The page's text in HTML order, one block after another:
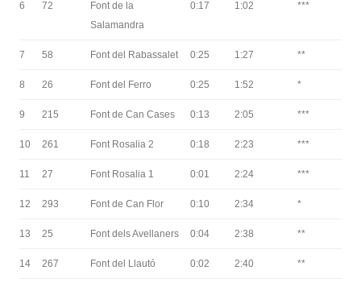
6 72
Font de la
Salamandra
0:17 1:02 ***
7 58 Font del Rabassalet 0:25 1:27 **
8 26 Font del Ferro 0:25 1:52 *
9 215 Font de Can Cases 0:13 2:05 ***
10 261 Font Rosalia 2 0:18 2:23 ***
11 27 Font Rosalia 1 0:01 2:24 ***
12 293 Font de Can Flor 0:10 2:34 *
13 25 Font dels Avellaners 0:04 2:38 **
14 267 Font del Llautó 0:02 2:40 **